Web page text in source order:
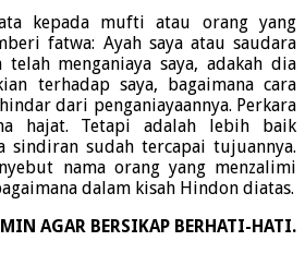
kepada mufti atau orang yang
fatwa: Ayah saya atau saudara
telah menganiaya saya, adakah dia
terhadap saya, bagaimana cara
dari penganiayaannya. Perkara
hajat. Tetapi adalah lebih baik
sindiran sudah tercapai tujuannya.
nama orang yang menzalimi
dalam kisah Hindon diatas.
AGAR BERSIKAP BERHATI-HATI.